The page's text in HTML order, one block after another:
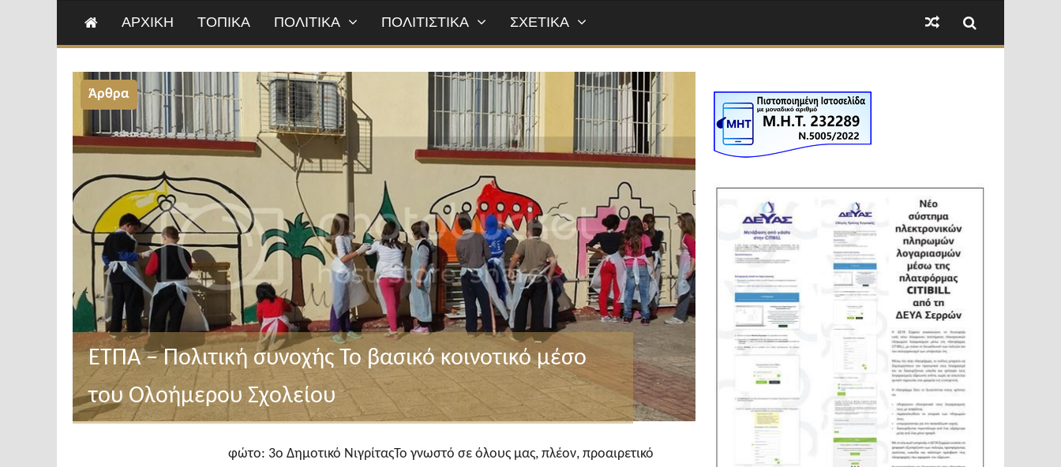
ΑΡΧΙΚΗ ΤΟΠΙΚΑ ΠΟΛΙΤΙΚΑ ΠΟΛΙΤΙΣΤΙΚΑ ΣΧΕΤΙΚΑ
Άρθρα
ΕΤΠΑ – Πολιτική συνοχής Το βασικό κοινοτικό μέσο
του Ολοήμερου Σχολείου
φώτο: 3ο Δημοτικό ΝιγρίταςΤο γνωστό σε όλους μας, πλέον, προαιρετικό